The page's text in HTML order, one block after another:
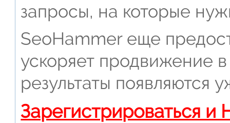
запросы, на которые
SeoHammer еще
ускоряет продвижение
результаты появляются
Зарегистрироваться и